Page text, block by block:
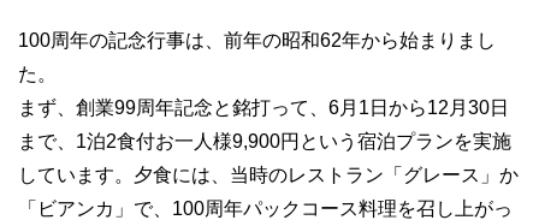
100周年の記念行事は、前年の昭和62年から始まりまし
た。
まず、創業99周年記念と銘打って、6月1日から12月30日
まで、1泊2食付お一人様9,900円という宿泊プランを実施
しています。夕食には、当時のレストラン「グレース」か
「ビアンカ」で、100周年パックコース料理を召し上がっ